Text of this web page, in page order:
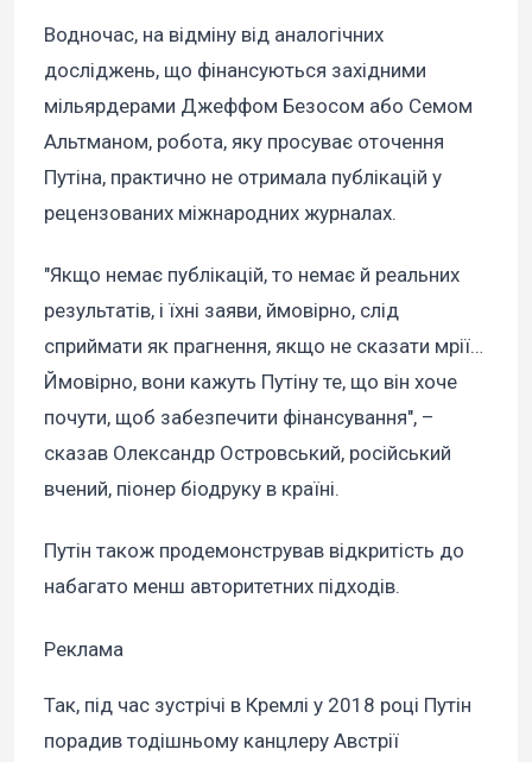
Водночас, на відміну від аналогічних
досліджень, що фінансуються західними
мільярдерами Джеффом Безосом або Семом
Альтманом, робота, яку просуває оточення
Путіна, практично не отримала публікацій у
рецензованих міжнародних журналах.
"Якщо немає публікацій, то немає й реальних
результатів, і їхні заяви, ймовірно, слід
сприймати як прагнення, якщо не сказати мрії…
Ймовірно, вони кажуть Путіну те, що він хоче
почути, щоб забезпечити фінансування", –
сказав Олександр Островський, російський
вчений, піонер біодруку в країні.
Путін також продемонстрував відкритість до
набагато менш авторитетних підходів.
Реклама
Так, під час зустрічі в Кремлі у 2018 році Путін
порадив тодішньому канцлеру Австрії